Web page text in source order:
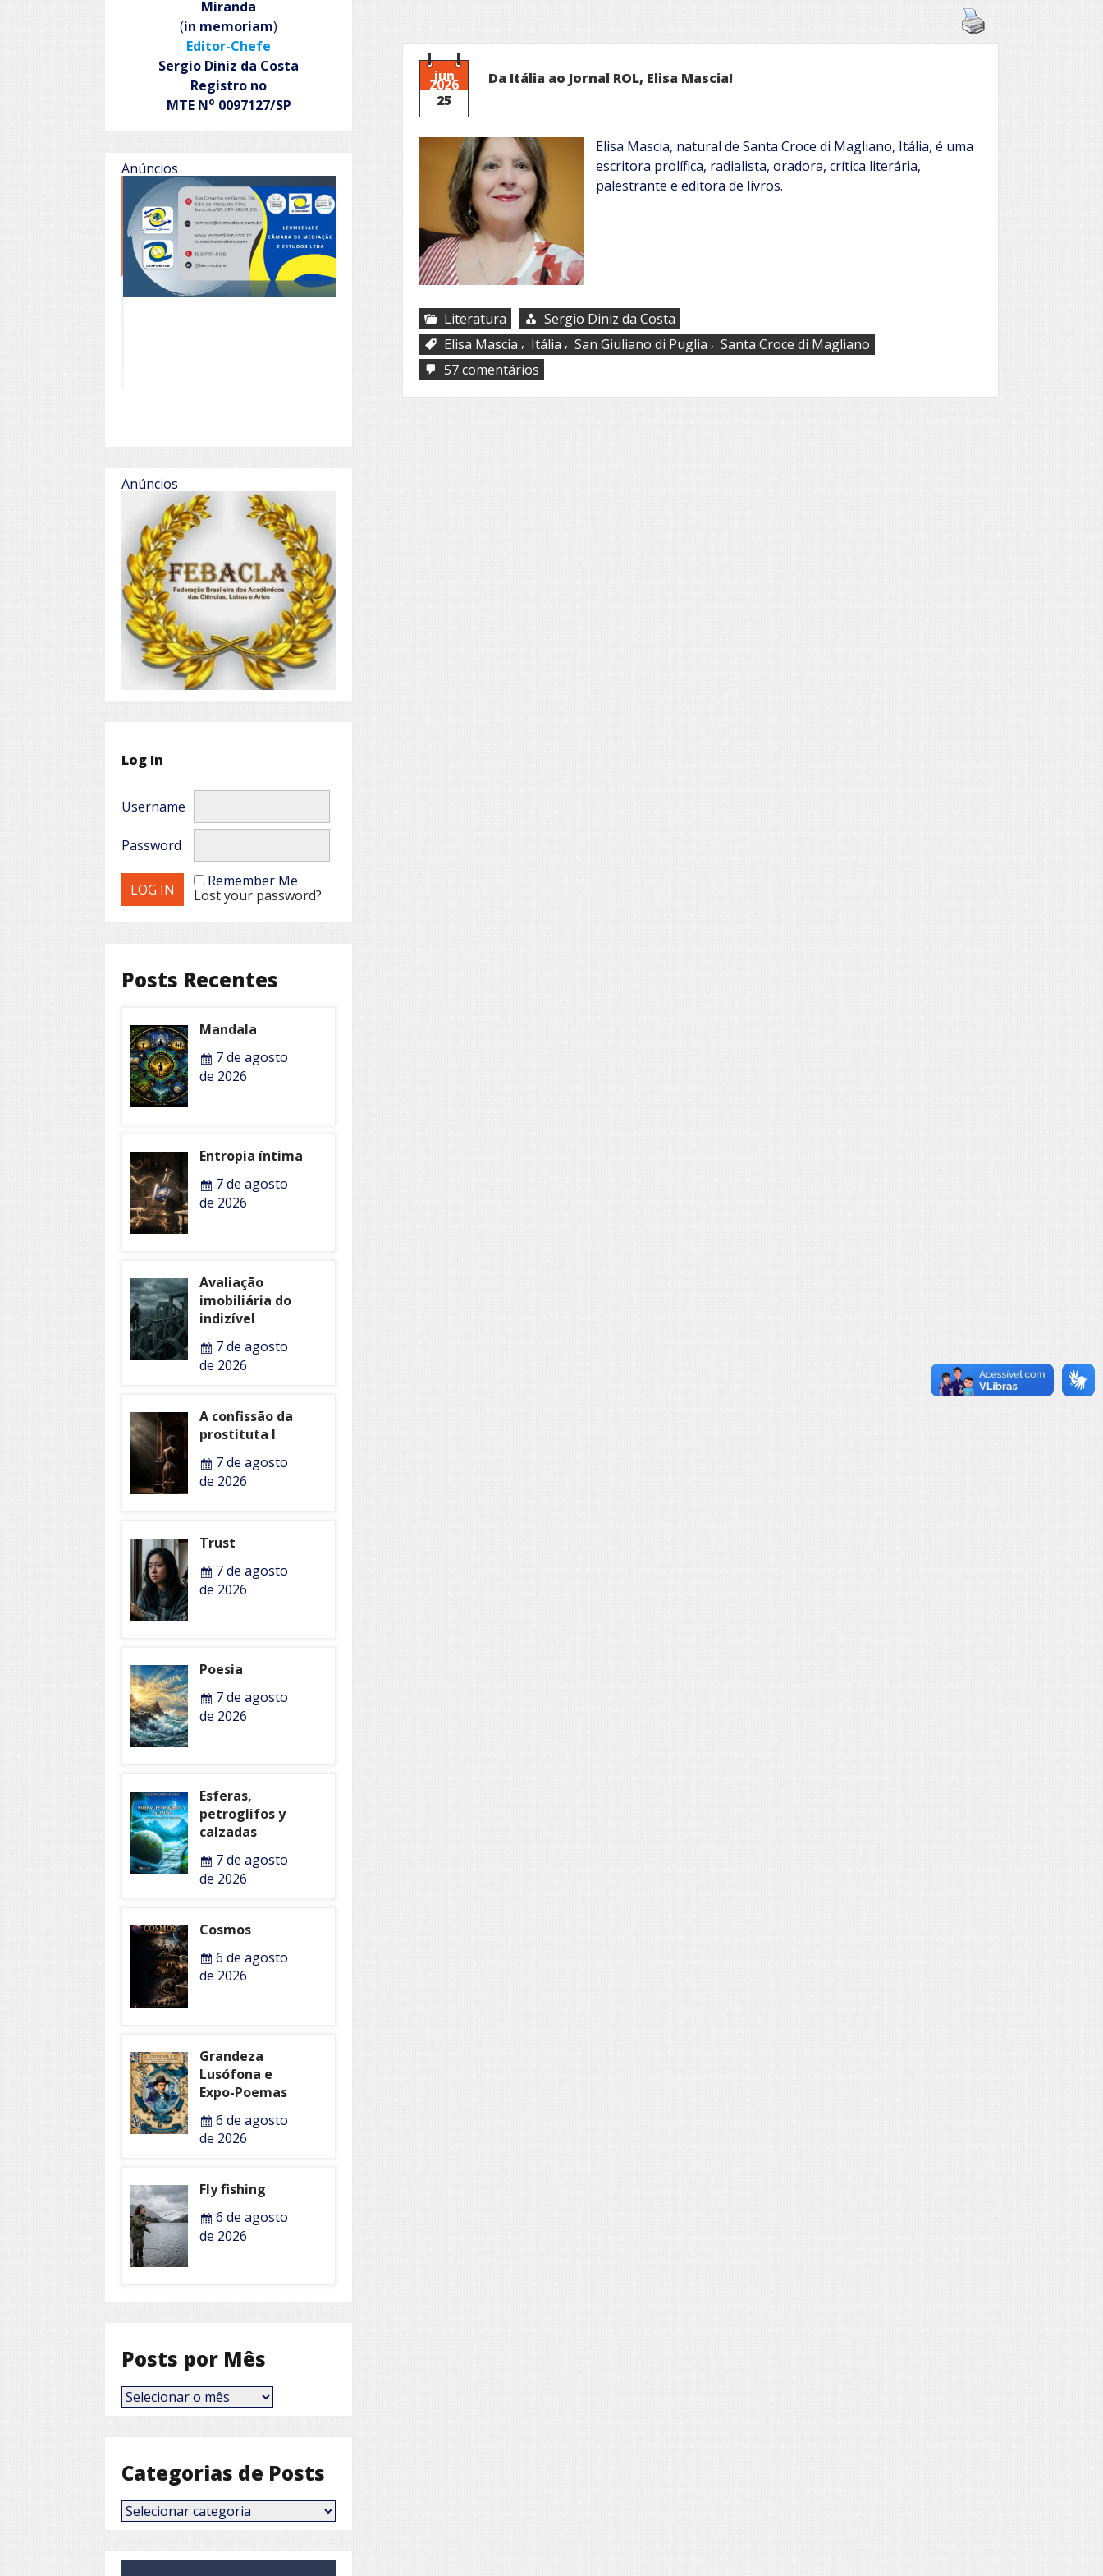
jun
2026
25
Da Itália ao Jornal ROL, Elisa Mascia!
Elisa Mascia, natural de Santa Croce di Magliano, Itália, é uma
escritora prolífica, radialista, oradora, crítica literária,
palestrante e editora de livros.
Literatura
Sergio Diniz da Costa
Elisa Mascia , Itália , San Giuliano di Puglia , Santa Croce di Magliano
57 comentários
Da
Itália
Miranda
(in memoriam)
Editor-Chefe
Sergio Diniz da Costa
Registro no
MTE No 0097127/SP
Anúncios
Anúncios
Log In
Username
Password
Remember Me
Lost your password?
Posts Recentes
Mandala
7 de agosto
de 2026
Entropia íntima
7 de agosto
de 2026
Avaliação
imobiliária do
indizível
7 de agosto
de 2026
A confissão da
prostituta I
7 de agosto
de 2026
Trust
7 de agosto
de 2026
Poesia
7 de agosto
de 2026
Esferas,
petroglifos y
calzadas
7 de agosto
de 2026
Cosmos
6 de agosto
de 2026
Grandeza
Lusófona e
Expo-Poemas
6 de agosto
de 2026
Fly fishing
6 de agosto
de 2026
Posts por Mês
Posts
por
Categorias de Posts
Categorias
de